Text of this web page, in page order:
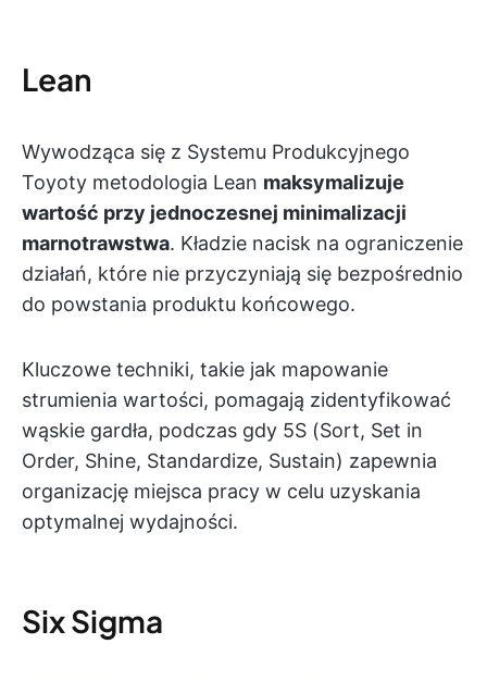
Lean
Wywodząca się z Systemu Produkcyjnego
Toyoty metodologia Lean maksymalizuje
wartość przy jednoczesnej minimalizacji
marnotrawstwa. Kładzie nacisk na ograniczenie
działań, które nie przyczyniają się bezpośrednio
do powstania produktu końcowego.
Kluczowe techniki, takie jak mapowanie
strumienia wartości, pomagają zidentyfikować
wąskie gardła, podczas gdy 5S (Sort, Set in
Order, Shine, Standardize, Sustain) zapewnia
organizację miejsca pracy w celu uzyskania
optymalnej wydajności.
Six Sigma